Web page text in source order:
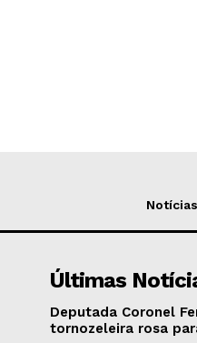
Notícias
Últimas
Deputada Coronel
tornozeleira rosa